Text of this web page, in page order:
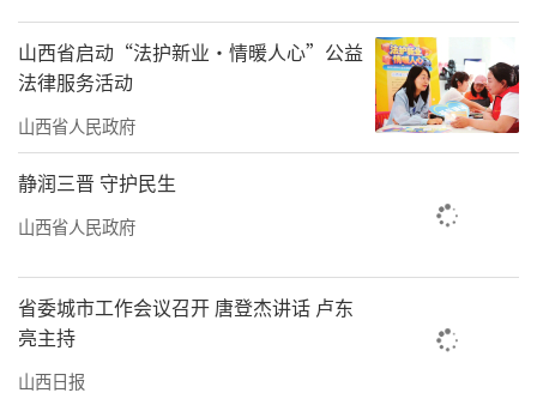
援水平和重大传染病防治能力。
加强垃圾污水治理
我省将大力推进生活垃圾分类收集、分类
运输、分类处理设施建设，推动各市加快县域
垃圾焚烧发电设施建设，建设一批区域有机废
活垃圾、厕所粪污、农业生产有机废弃物资源
化处理利用。
鼓励设区市污水处理设施建设规模适度超
山西省启动“法护新业·情暖人心”公益
法律服务活动
山西省人民政府
静润三晋 守护民生
山西省人民政府
省委城市工作会议召开 唐登杰讲话 卢东
亮主持
山西日报